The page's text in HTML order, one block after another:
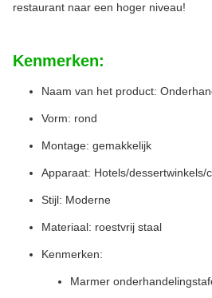
restaurant naar een hoger niveau!
Kenmerken:
Naam van het product:
Vorm: rond
Montage: gemakkelijk
Apparaat: Hotels/dessertwinkels/
Stijl: Moderne
Materiaal: roestvrij staal
Kenmerken:
Marmer